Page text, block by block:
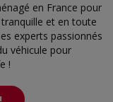
en France pour
et en toute
experts passionnés
véhicule pour
!